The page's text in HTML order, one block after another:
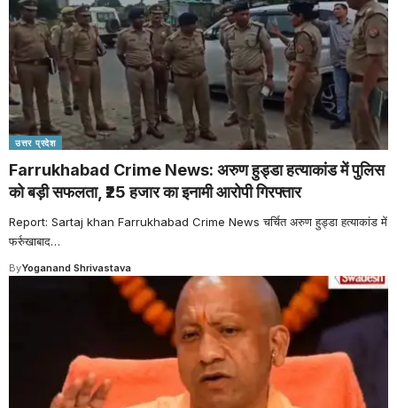
उत्तर प्रदेश
Farrukhabad Crime News: अरुण हुड्डा हत्याकांड में पुलिस
को बड़ी सफलता, ₹25 हजार का इनामी आरोपी गिरफ्तार
Report: Sartaj khan Farrukhabad Crime News चर्चित अरुण हुड्डा हत्याकांड में
फर्रुखाबाद…
ByYoganand Shrivastava